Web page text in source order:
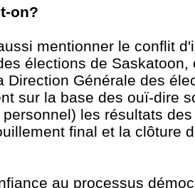
on?
mentionner le conflit
élections de Saskatoon,
Direction Générale des
sur la base des ouï-dire
les résultats
final et la clôture
au processus